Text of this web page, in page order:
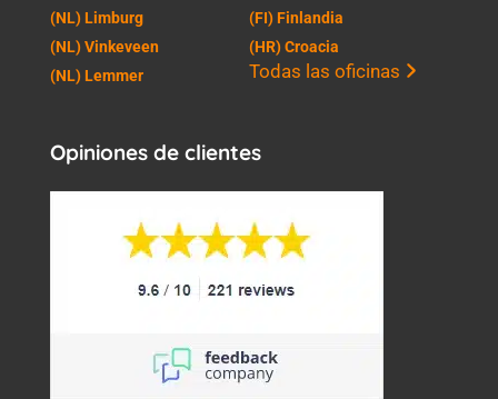
(NL) Limburg
(NL) Vinkeveen
(NL) Lemmer
(FI) Finlandia
(HR) Croacia
Todas las oficinas
Opiniones de clientes